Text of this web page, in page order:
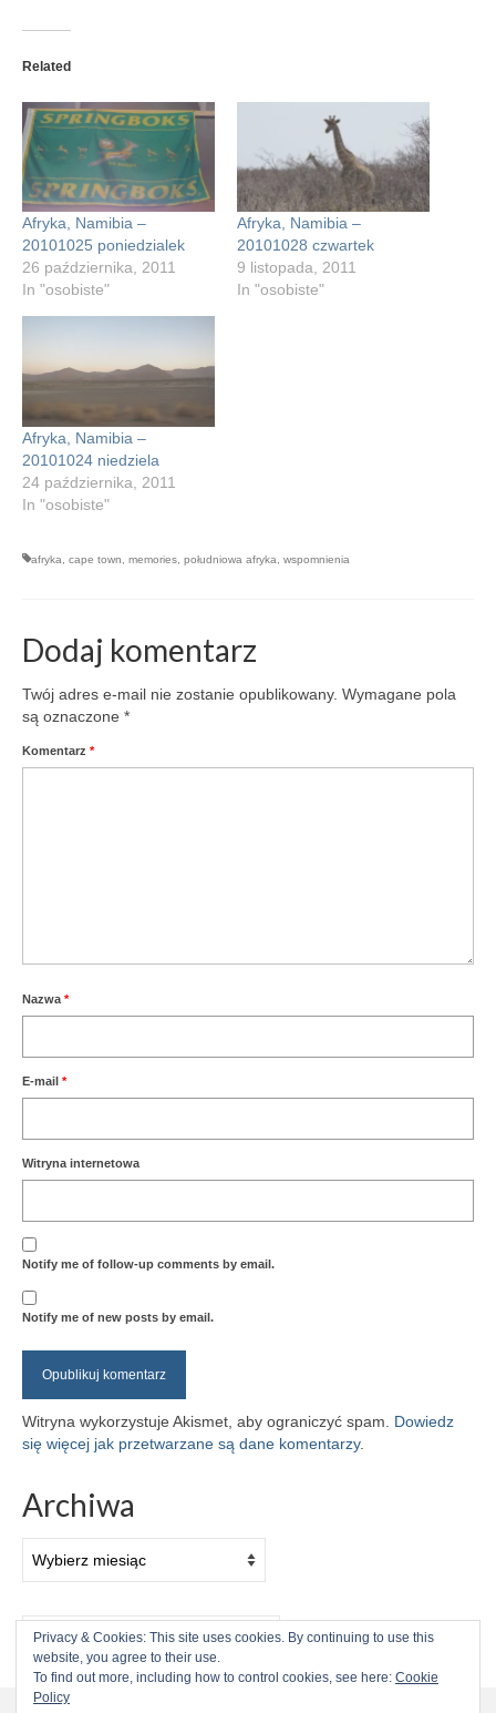
(Opens
new
window)
Related
Afryka, Namibia –
20101025 poniedzialek
26 października, 2011
In "osobiste"
Afryka, Namibia –
20101028 czwartek
9 listopada, 2011
In "osobiste"
Afryka, Namibia –
20101024 niedziela
24 października, 2011
In "osobiste"
afryka cape town memories południowa afryka wspomnienia
Dodaj komentarz
Twój adres e-mail nie zostanie opublikowany. Wymagane pola
są oznaczone *
Komentarz *
Nazwa *
E-mail *
Witryna internetowa
Notify me of follow-up comments by email.
Notify me of new posts by email.
Witryna wykorzystuje Akismet, aby ograniczyć spam. Dowiedz
się więcej jak przetwarzane są dane komentarzy.
Archiwa
Szuklaj
w:
Privacy & Cookies: This site uses cookies. By continuing to use this
website, you agree to their use.
To find out more, including how to control cookies, see here: Cookie
Policy
Kontynuując przebywanie na stronie, zgadzasz się na użycie